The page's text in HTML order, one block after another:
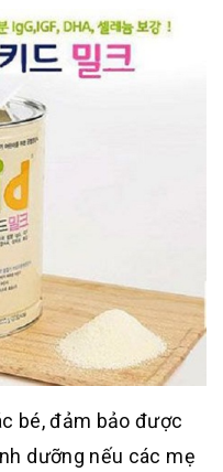
bé, đảm bảo được
dưỡng nếu các mẹ